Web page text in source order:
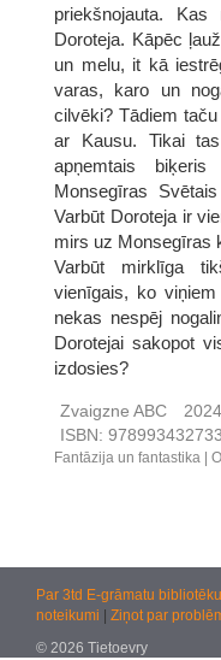
priekšnojauta.
Doroteja. Kāpēc
un melu, it kā
varas, karo un
cilvēki? Tādiem
ar Kausu. Tikai
apņemtais
Monsegīras
Varbūt Doroteja ir
mirs uz Monsegīras
Varbūt mirklīga
vienīgais, ko
nekas nespēj
Dorotejai sakopot
izdosies?
Zvaigzne ABC 2024
ISBN:
Fantāzija un fantastika
Par 3td E-grāmatu bibliotēku
noteikumi
Ziņot par
© 2026 Tietoevry